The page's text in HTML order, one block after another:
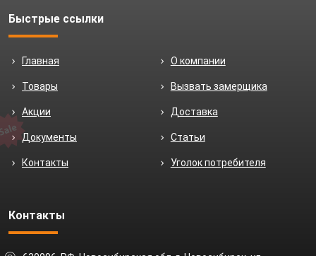
Быстрые ссылки
Главная О компании
Товары Вызвать замерщика
Акции Доставка
Документы Статьи
Контакты Уголок потребителя
Контакты